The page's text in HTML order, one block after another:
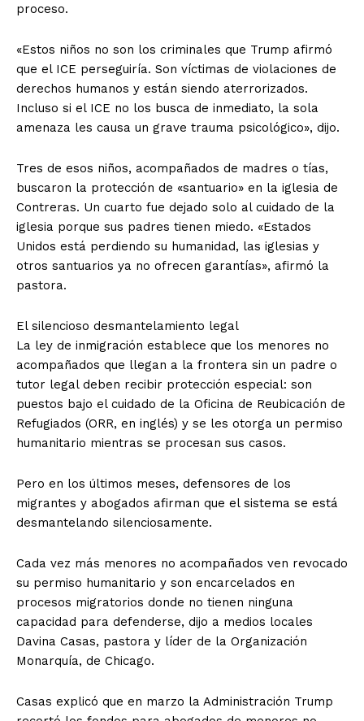
proceso.
«Estos niños no son los criminales que Trump afirmó
que el ICE perseguiría. Son víctimas de violaciones de
derechos humanos y están siendo aterrorizados.
Incluso si el ICE no los busca de inmediato, la sola
amenaza les causa un grave trauma psicológico», dijo.
Tres de esos niños, acompañados de madres o tías,
buscaron la protección de «santuario» en la iglesia de
Contreras. Un cuarto fue dejado solo al cuidado de la
iglesia porque sus padres tienen miedo. «Estados
Unidos está perdiendo su humanidad, las iglesias y
otros santuarios ya no ofrecen garantías», afirmó la
pastora.
El silencioso desmantelamiento legal
La ley de inmigración establece que los menores no
acompañados que llegan a la frontera sin un padre o
tutor legal deben recibir protección especial: son
puestos bajo el cuidado de la Oficina de Reubicación de
Refugiados (ORR, en inglés) y se les otorga un permiso
humanitario mientras se procesan sus casos.
Pero en los últimos meses, defensores de los
migrantes y abogados afirman que el sistema se está
desmantelando silenciosamente.
Cada vez más menores no acompañados ven revocado
su permiso humanitario y son encarcelados en
procesos migratorios donde no tienen ninguna
capacidad para defenderse, dijo a medios locales
Davina Casas, pastora y líder de la Organización
Monarquía, de Chicago.
Casas explicó que en marzo la Administración Trump